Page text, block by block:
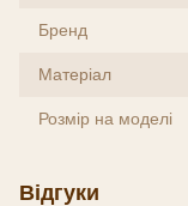
Бренд
Матеріал
Розмір на моделі
Відгуки